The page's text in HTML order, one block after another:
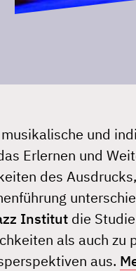
und
Erlernen und
des
Institut die
als auch zu
aus.